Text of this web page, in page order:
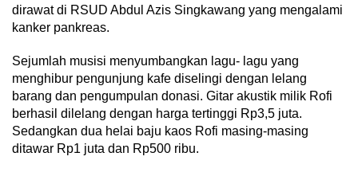
dirawat di RSUD Abdul Azis Singkawang yang mengalami
kanker pankreas.
Sejumlah musisi menyumbangkan lagu- lagu yang
menghibur pengunjung kafe diselingi dengan lelang
barang dan pengumpulan donasi. Gitar akustik milik Rofi
berhasil dilelang dengan harga tertinggi Rp3,5 juta.
Sedangkan dua helai baju kaos Rofi masing-masing
ditawar Rp1 juta dan Rp500 ribu.